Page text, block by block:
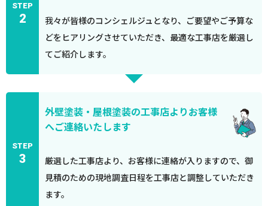
STEP
2
我々が皆様のコンシェルジュとなり、ご要望やご予算な
どをヒアリングさせていただき、最適な工事店を厳選し
てご紹介します。
STEP
3
外壁塗装・屋根塗装の工事店よりお客様
へご連絡いたします
厳選した工事店より、お客様に連絡が入りますので、御
見積のための現地調査日程を工事店と調整していただき
ます。